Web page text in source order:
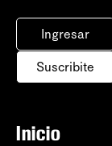
Ingresar
Suscribite
Inicio